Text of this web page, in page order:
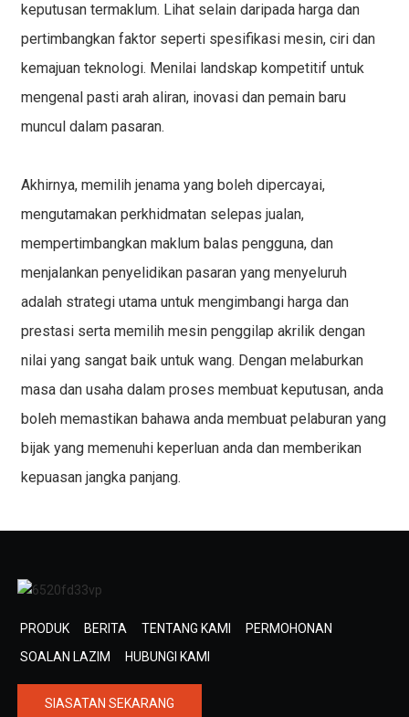
keputusan termaklum. Lihat selain daripada harga dan
pertimbangkan faktor seperti spesifikasi mesin, ciri dan
kemajuan teknologi. Menilai landskap kompetitif untuk
mengenal pasti arah aliran, inovasi dan pemain baru
muncul dalam pasaran.
Akhirnya, memilih jenama yang boleh dipercayai,
mengutamakan perkhidmatan selepas jualan,
mempertimbangkan maklum balas pengguna, dan
menjalankan penyelidikan pasaran yang menyeluruh
adalah strategi utama untuk mengimbangi harga dan
prestasi serta memilih mesin penggilap akrilikdengan
nilai yang sangat baik untuk wang. Dengan melaburkan
masa dan usaha dalam proses membuat keputusan, anda
boleh memastikan bahawa anda membuat pelaburan yang
bijak yang memenuhi keperluan anda dan memberikan
kepuasan jangka panjang.
PRODUK BERITA TENTANG KAMI
PERMOHONAN
SOALAN LAZIM
HUBUNGI KAMI
SIASATAN SEKARANG